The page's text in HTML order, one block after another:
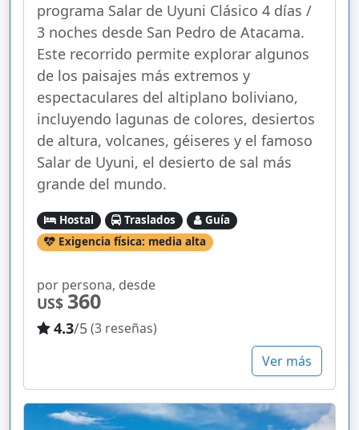
programa Salar de Uyuni Clásico 4 días /
3 noches desde San Pedro de Atacama.
Este recorrido permite explorar algunos
de los paisajes más extremos y
espectaculares del altiplano boliviano,
incluyendo lagunas de colores, desiertos
de altura, volcanes, géiseres y el famoso
Salar de Uyuni, el desierto de sal más
grande del mundo.
Hostal Traslados
Guía
Exigencia física: media alta
por persona, desde
US$ 360
4.3/5(3 reseñas)
Ver más